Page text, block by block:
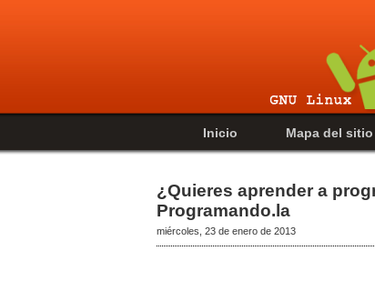
Inicio Mapa del sitio
¿Quieres aprender a
Programando.la
miércoles, 23 de enero de 2013